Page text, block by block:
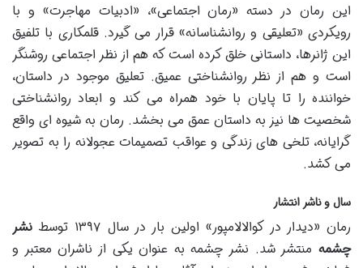
این رمان در دسته «رمان اجتماعی»، «ادبیات مهاجرت» و با
رویکردی «تعلیقی و روانشناسانه» قرار می گیرد. قلمکاری با تلفیق
این ژانرها، داستانی خلق کرده است که هم از نظر اجتماعی روشنگر
است و هم از نظر روانشناختی عمیق. تعلیق موجود در داستان،
خواننده را تا پایان با خود همراه می کند و ابعاد روانشناختی
شخصیت ها نیز به داستان عمق می بخشد. رمان به شیوه ای واقع
گرایانه، تلخی های زندگی و عواقب تصمیمات عجولانه را به تصویر
می کشد.
سال و ناشر انتشار
رمان «دیدار در کوالالامپور» اولین بار در سال ۱۳۹۷ توسط
نشر
چشمه منتشر شد. نشر چشمه به عنوان یکی از ناشران معتبر و